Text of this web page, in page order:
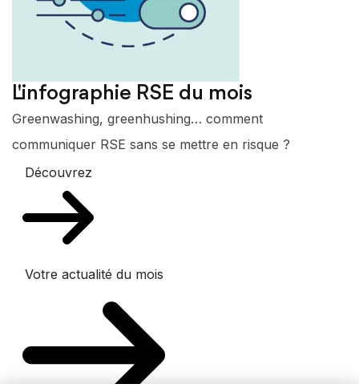
L'infographie RSE du mois
Greenwashing, greenhushing… comment
communiquer RSE sans se mettre en risque ?
Découvrez
Votre actualité du mois